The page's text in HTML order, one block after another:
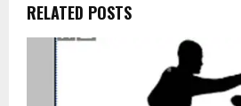
RELATED POSTS